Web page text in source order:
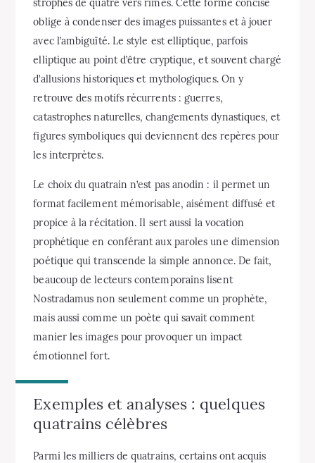
strophes de quatre vers rimés. Cette forme concise
oblige à condenser des images puissantes et à jouer
avec l’ambiguïté. Le style est elliptique, parfois
elliptique au point d’être cryptique, et souvent chargé
d’allusions historiques et mythologiques. On y
retrouve des motifs récurrents : guerres,
catastrophes naturelles, changements dynastiques, et
figures symboliques qui deviennent des repères pour
les interprètes.
Le choix du quatrain n’est pas anodin : il permet un
format facilement mémorisable, aisément diffusé et
propice à la récitation. Il sert aussi la vocation
prophétique en conférant aux paroles une dimension
poétique qui transcende la simple annonce. De fait,
beaucoup de lecteurs contemporains lisent
Nostradamus non seulement comme un prophète,
mais aussi comme un poète qui savait comment
manier les images pour provoquer un impact
émotionnel fort.
Exemples et analyses : quelques
quatrains célèbres
Parmi les milliers de quatrains, certains ont acquis